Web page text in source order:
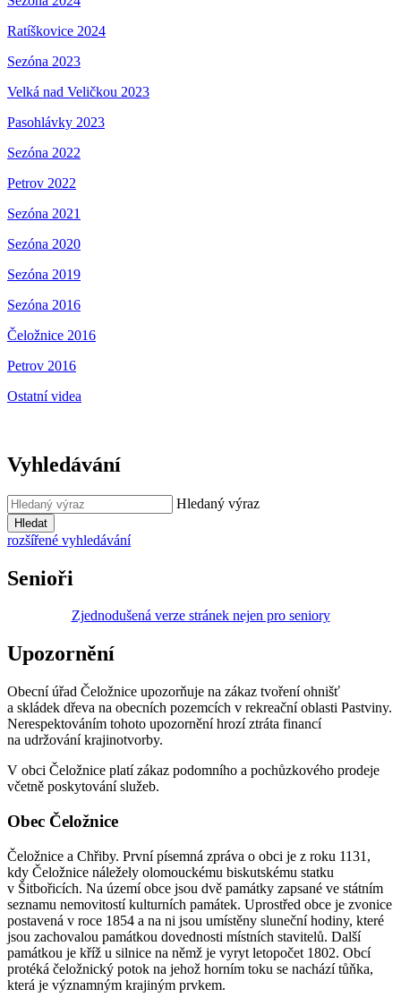
Ratíškovice 2024
Sezóna 2023
Velká nad Veličkou 2023
Pasohlávky 2023
Sezóna 2022
Petrov 2022
Sezóna 2021
Sezóna 2020
Sezóna 2019
Sezóna 2016
Čeložnice 2016
Petrov 2016
Ostatní videa
Vyhledávání
Hledaný výraz
Hledat
rozšířené vyhledávání
Senioři
Zjednodušená verze stránek nejen pro seniory
Upozornění
Obecní úřad Čeložnice upozorňuje na zákaz tvoření ohnišť
a skládek dřeva na obecních pozemcích v rekreační oblasti Pastviny.
Nerespektováním tohoto upozornění hrozí ztráta financí
na udržování krajinotvorby.
V obci Čeložnice platí zákaz podomního a pochůzkového prodeje
včetně poskytování služeb.
Obec Čeložnice
Čeložnice a Chřiby. První písemná zpráva o obci je z roku 1131,
kdy Čeložnice náležely olomouckému biskutskému statku
v Šitbořicích. Na území obce jsou dvě památky zapsané ve státním
seznamu nemovitostí kulturních památek. Uprostřed obce je zvonice
postavená v roce 1854 a na ni jsou umístěny sluneční hodiny, které
jsou zachovalou památkou dovednosti místních stavitelů. Další
památkou je kříž u silnice na němž je vyryt letopočet 1802. Obcí
protéká čeložnický potok na jehož horním toku se nachází tůňka,
která je významným krajiným prvkem.